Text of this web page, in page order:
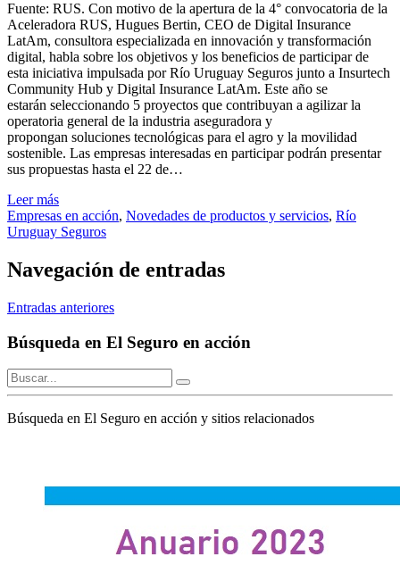
Fuente: RUS. Con motivo de la apertura de la 4° convocatoria de la
Aceleradora RUS, Hugues Bertin, CEO de Digital Insurance
LatAm, consultora especializada en innovación y transformación
digital, habla sobre los objetivos y los beneficios de participar de
esta iniciativa impulsada por Río Uruguay Seguros junto a Insurtech
Community Hub y Digital Insurance LatAm. Este año se
estarán seleccionando 5 proyectos que contribuyan a agilizar la
operatoria general de la industria aseguradora y
propongan soluciones tecnológicas para el agro y la movilidad
sostenible. Las empresas interesadas en participar podrán presentar
sus propuestas hasta el 22 de…
Leer más
Empresas en acción, Novedades de productos y servicios, Río
Uruguay Seguros
Navegación de entradas
Entradas anteriores
Búsqueda en El Seguro en acción
Búsqueda en El Seguro en acción y sitios relacionados